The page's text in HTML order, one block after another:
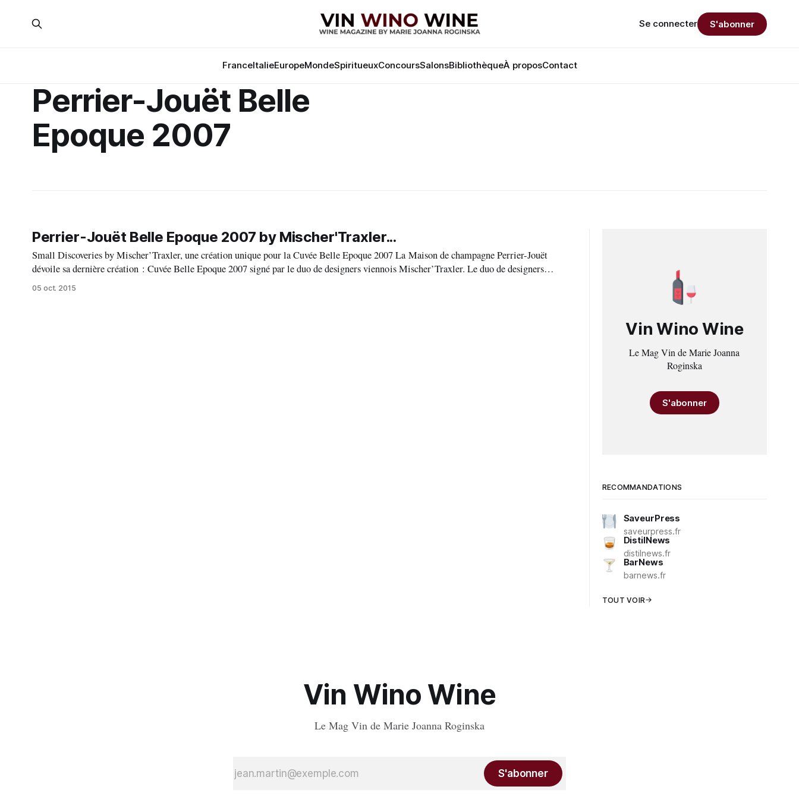
FranceItalieEuropeMondeSpiritueuxConcoursSalonsBibliothèqueÀ proposContact
Se connecter S'abonner
Perrier-Jouët Belle
Epoque 2007
Perrier-Jouët Belle Epoque 2007 by Mischer'Traxler...
Small Discoveries by Mischer’Traxler, une création unique pour la Cuvée Belle Epoque 2007 La Maison de champagne Perrier-Jouët
dévoile sa dernière création : Cuvée Belle Epoque 2007 signé par le duo de designers viennois Mischer’Traxler. Le duo de designers
Katharina Mischer et Thomas Traxler crée en 2014 Perrier-
05 oct. 2015
Vin Wino Wine
Le Mag Vin de Marie Joanna
Roginska
S'abonner
RECOMMANDATIONS
SaveurPress
saveurpress.fr
DistilNews
distilnews.fr
BarNews
barnews.fr
TOUT VOIR
Vin Wino Wine
Le Mag Vin de Marie Joanna Roginska
S'abonner